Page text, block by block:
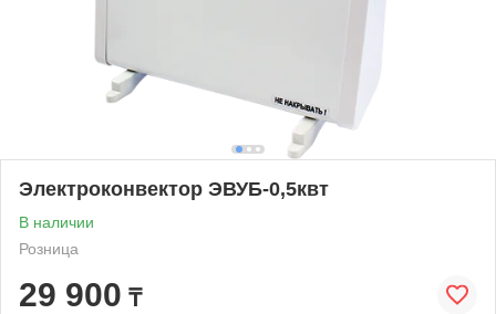
Электроконвектор ЭВУБ-0,5квт
В наличии
Розница
29 900 ₸